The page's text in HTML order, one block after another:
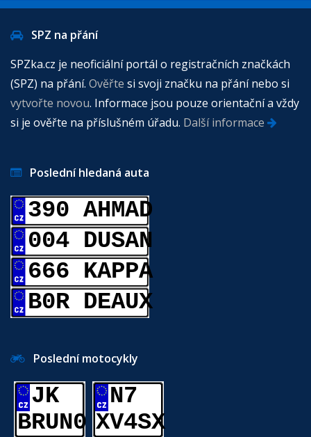
SPZ na přání
SPZka.cz je neoficiální portál o registračních značkách
(SPZ) na přání. Ověřte si svoji značku na přání nebo si
vytvořte novou. Informace jsou pouze orientační a vždy
si je ověřte na příslušném úřadu. Další informace
Poslední hledaná auta
390 AHMAD
004 DUSAN
666 KAPPA
B0R DEAUX
Poslední motocykly
JK
BRUN0
N7
XV4SX